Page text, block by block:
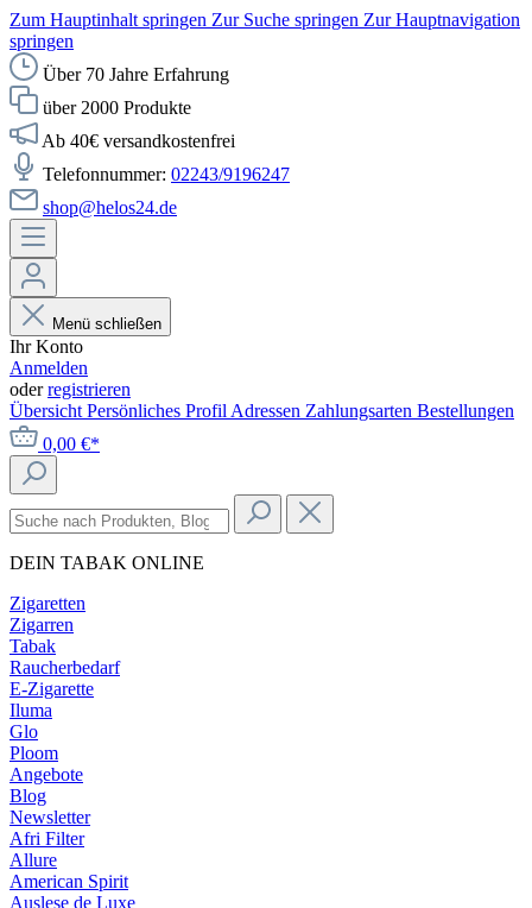
Zum Hauptinhalt springen Zur Suche springen Zur Hauptnavigation
springen
Über 70 Jahre Erfahrung
über 2000 Produkte
Ab 40€ versandkostenfrei
Telefonnummer: 02243/9196247
shop@helos24.de
Menü schließen
Ihr Konto
Anmelden
oderregistrieren
Übersicht Persönliches Profil Adressen Zahlungsarten Bestellungen
0,00 €*
DEIN TABAK ONLINE
Zigaretten
Zigarren
Tabak
Raucherbedarf
E-Zigarette
Iluma
Glo
Ploom
Angebote
Blog
Newsletter
Afri Filter
Allure
American Spirit
Auslese de Luxe